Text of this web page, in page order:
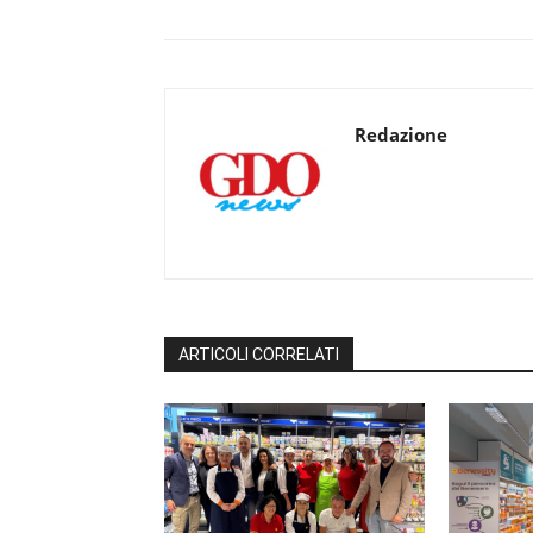
Redazione
ARTICOLI CORRELATI